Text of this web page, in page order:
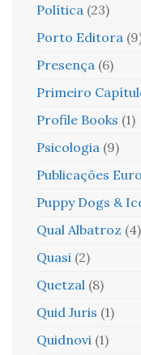
Política (23)
Porto Editora
Presença (6)
Primeiro
Profile Books (1)
Psicologia (9)
Publicações
Puppy Dogs &
Qual Albatroz (4)
Quasi (2)
Quetzal (8)
Quid Juris (1)
Quidnovi (1)